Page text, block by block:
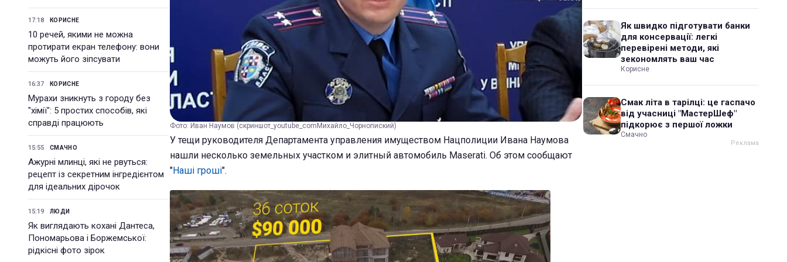
17:18 КОРИСНЕ
10 речей, якими не можна
протирати екран телефону: вони
можуть його зіпсувати
16:37 КОРИСНЕ
Мурахи зникнуть з городу без
"хімії": 5 простих способів, які
справді працюють
15:55 СМАЧНО
Ажурні млинці, які не рвуться:
рецепт із секретним інгредієнтом
для ідеальних дірочок
15:19 ЛЮДИ
Як виглядають кохані Дантеса,
Пономарьова і Боржемської:
рідкісні фото зірок
Фото: Иван Наумов (скриншот_youtube_comМихайло_Чорнопиский)
У тещи руководителя Департамента управления имуществом Нацполиции Ивана Наумова
нашли несколько земельных участком и элитный автомобиль Maserati. Об этом сообщают
"Наші гроші".
Як швидко підготувати банки
для консервації: легкі
перевірені методи, які
зекономлять ваш час
Корисне
Смак літа в тарілці: це гаспачо
від учасниці "МастерШеф"
підкорює з першої ложки
Смачно